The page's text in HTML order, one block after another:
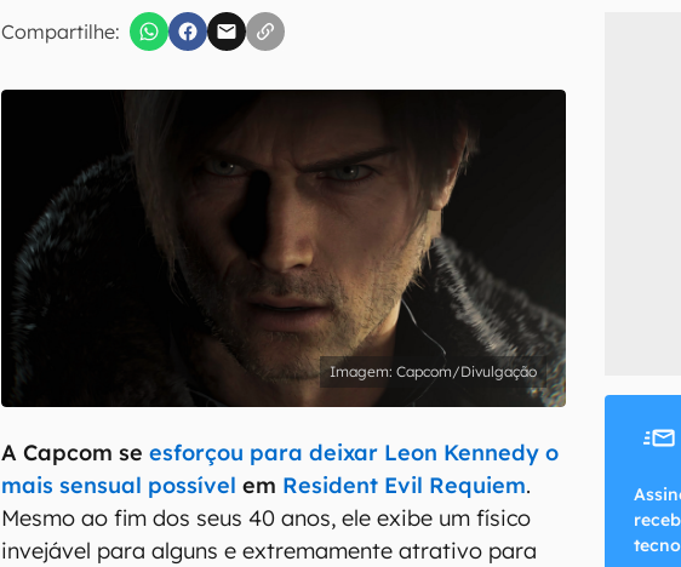
Compartilhe:
Confirmo que li, aceito e concordo com os Termos de Uso e Política de
Capcom/Divulgação
A Capcom seesforçou para deixar Leon Kennedy o
mais sensual possívelem Resident Evil Requiem.
Mesmo ao fim dos seus 40 anos, ele exibe um físico
invejável para alguns e extremamente atrativo para